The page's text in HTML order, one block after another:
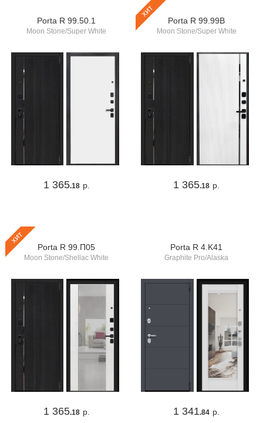
Porta R 99.50.1
Moon Stone/Super White
1 365.18 р.
хит
Porta R 99.99В
Moon Stone/Super White
1 365.18 р.
хит
Porta R 99.П05
Moon Stone/Shellac White
1 365.18 р.
Porta R 4.K41
Graphite Pro/Alaska
1 341.84 р.